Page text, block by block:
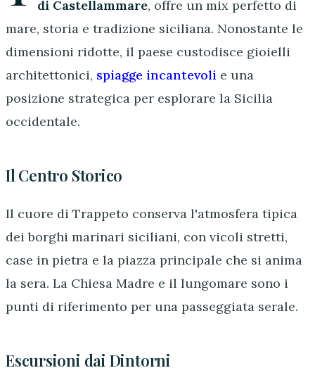
di Castellammare, offre un mix perfetto di
mare, storia e tradizione siciliana. Nonostante le
dimensioni ridotte, il paese custodisce gioielli
architettonici, spiagge incantevoli e una
posizione strategica per esplorare la Sicilia
occidentale.
Il Centro Storico
Il cuore di Trappeto conserva l'atmosfera tipica
dei borghi marinari siciliani, con vicoli stretti,
case in pietra e la piazza principale che si anima
la sera. La Chiesa Madre e il lungomare sono i
punti di riferimento per una passeggiata serale.
Escursioni dai Dintorni